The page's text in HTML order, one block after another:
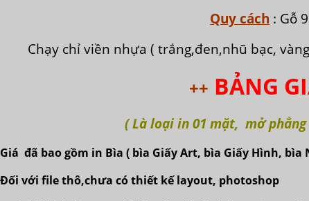
Quy cách : Gỗ
Chạy chỉ viền nhựa ( trắng,đen,nhũ bạc,
++ BẢNG
( Là loại in 01 mặt, mở phẳng
Giá đã bao gồm in Bìa ( bìa Giấy Art, bìa Giấy Hình,
Đối với file thô,chưa có thiết kế layout, photoshop